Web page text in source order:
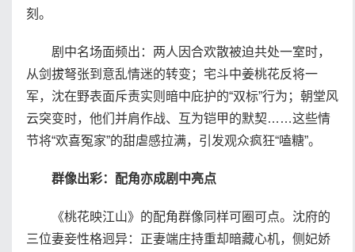
刻。
剧中名场面频出：两人因合欢散被迫共处一室时，
从剑拔弩张到意乱情迷的转变；宅斗中姜桃花反将一
军，沈在野表面斥责实则暗中庇护的“双标”行为；朝堂风
云突变时，他们并肩作战、互为铠甲的默契……这些情
节将“欢喜冤家”的甜虐感拉满，引发观众疯狂“嗑糖”。
群像出彩：配角亦成剧中亮点
《桃花映江山》的配角群像同样可圈可点。沈府的
三位妻妾性格迥异：正妻端庄持重却暗藏心机，侧妃娇